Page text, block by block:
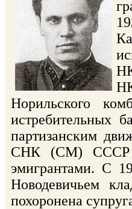
Норильского
истребительных
партизанским
СНК (СМ) СССР
эмигрантами. С
Новодевичьем
похоронена